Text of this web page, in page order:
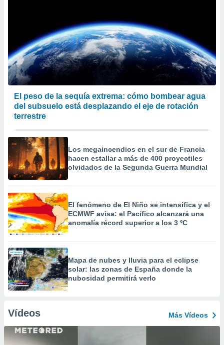
El peso de la sequía extrema: cómo bombear agua
del subsuelo está desplazando el eje de rotación
terrestre
Los megaincendios en el sur de Francia
hacen estallar a más de 400 proyectiles
olvidados de la Segunda Guerra Mundial
El fenómeno de El Niño se intensifica y el
ECMWF avisa: el Pacífico alcanzará una
anomalía récord superior a los 3 ºC
Mapa de nubes y lluvia para el eclipse
solar: las zonas de España donde la
nubosidad permitirá verlo
Vídeos Más Vídeos